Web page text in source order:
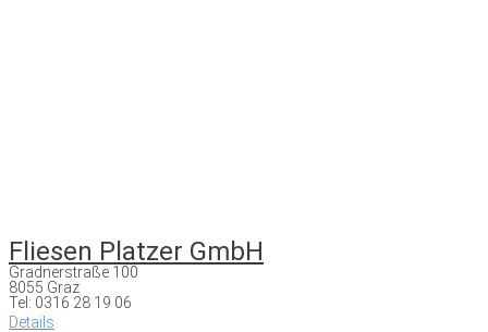
Fliesen Platzer GmbH
Gradnerstraße 100
8055 Graz
Tel: 0316 28 19 06
Details